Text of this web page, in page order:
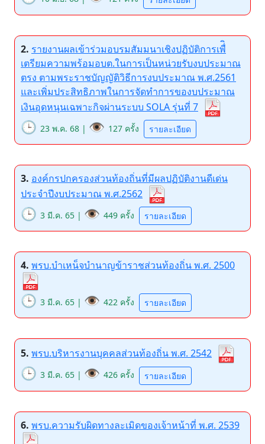
2. รายงานผลเข้าร่วมอบรมสัมมนาเชิงปฏิบัติการเพื่ิ
เตรียมความพร้อมอบต.ในการเป็นหน่วยรับงบประมาณ
ตรง ตามพระราชบัญญัติวิธีการงบประมาณ พ.ศ.2561
และเพิ่มประสิทธิภาพในการจัดทำการของบประมาณ
เงินอุดหนุนเฉพาะกิจผ่านระบบ SOLA รุ่นที่ 7
🕒 23 พ.ค. 68 | 👁️ 127 ครั้ง รายละเอียด
3. องค์กรปกครองส่วนท้องถิ่นที่มีผลปฏิบัติงานดีเด่น
ประจำปีงบประมาณ พ.ศ.2562
🕒 3 มี.ค. 65 | 👁️ 449 ครั้ง รายละเอียด
4. พรบ.บำเหน็จบำนาญข้าราชส่วนท้องถิ่น พ.ศ. 2500
🕒 3 มี.ค. 65 | 👁️ 422 ครั้ง รายละเอียด
5. พรบ.บริหารงานบุคคลส่วนท้องถิ่น พ.ศ. 2542
🕒 3 มี.ค. 65 | 👁️ 426 ครั้ง รายละเอียด
6. พรบ.ความรับผิดทางละเมิดของเจ้าหน้าที่ พ.ศ. 2539